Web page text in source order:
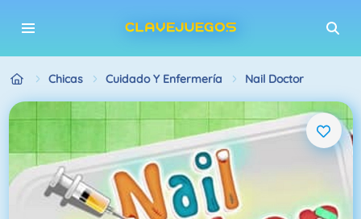
Chicas Cuidado Y Enfermería Nail Doctor